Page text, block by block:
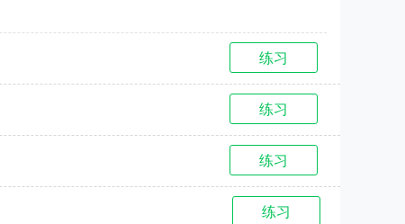
练习
练习
练习
练习